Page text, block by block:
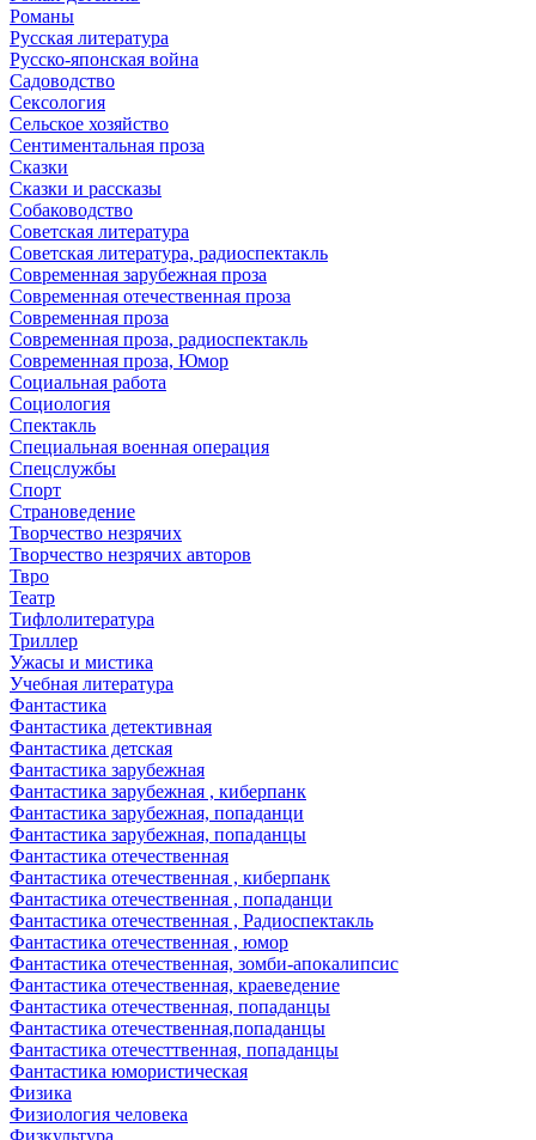
Романы
Русская литература
Русско-японская война
Садоводство
Сексология
Сельское хозяйство
Сентиментальная проза
Сказки
Сказки и рассказы
Собаководство
Советская литература
Советская литература, радиоспектакль
Современная зарубежная проза
Современная отечественная проза
Современная проза
Современная проза, радиоспектакль
Современная проза, Юмор
Социальная работа
Социология
Спектакль
Специальная военная операция
Спецслужбы
Спорт
Страноведение
Творчество незрячих
Творчество незрячих авторов
Твро
Театр
Тифлолитература
Триллер
Ужасы и мистика
Учебная литература
Фантастика
Фантастика детективная
Фантастика детская
Фантастика зарубежная
Фантастика зарубежная , киберпанк
Фантастика зарубежная, попаданци
Фантастика зарубежная, попаданцы
Фантастика отечественная
Фантастика отечественная , киберпанк
Фантастика отечественная , попаданци
Фантастика отечественная , Радиоспектакль
Фантастика отечественная , юмор
Фантастика отечественная, зомби-апокалипсис
Фантастика отечественная, краеведение
Фантастика отечественная, попаданцы
Фантастика отечественная,попаданцы
Фантастика отечесттвенная, попаданцы
Фантастика юмористическая
Физика
Физиология человека
Физкультура